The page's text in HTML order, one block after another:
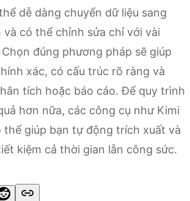
dễ dàng chuyển dữ liệu sang
và có thể chỉnh sửa chỉ với vài
đúng phương pháp sẽ giúp
xác, có cấu trúc rõ ràng và
tích hoặc báo cáo. Để quy trình
hơn nữa, các công cụ như Kimi
thể giúp bạn tự động trích xuất và
kiệm cả thời gian lẫn công sức.